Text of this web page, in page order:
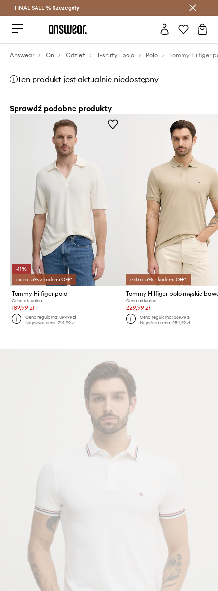
Oszczędzaj z Answear Club >
FINAL SALE % Szczegóły
Answear On Odzież T-shirty i polo Polo Tommy Hilfiger
Ten produkt jest aktualnie niedostępny
Sprawdź podobne produkty
-11%
extra -5% z kodem: OFF*
Tommy Hilfiger polo
Cena aktualna:
189,99 zł
Cena regularna:399,99 zł
Najniższa cena:214,99 zł
extra -5% z kodem: OFF*
Cena aktualna:
229,99 zł
Cena regularna: 369,99 zł
Najniższa cena: 254,99 zł